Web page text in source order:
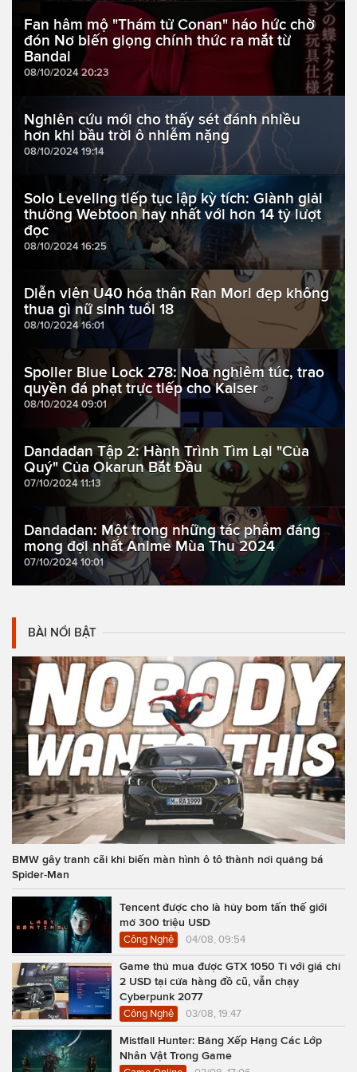
Fan hâm mộ "Thám tử Conan" háo hức chờ
đón Nơ biến giọng chính thức ra mắt từ
Bandai
08/10/2024 20:23
Nghiên cứu mới cho thấy sét đánh nhiều
hơn khi bầu trời ô nhiễm nặng
08/10/2024 19:14
Solo Leveling tiếp tục lập kỳ tích: Giành giải
thưởng Webtoon hay nhất với hơn 14 tỷ lượt
đọc
08/10/2024 16:25
Diễn viên U40 hóa thân Ran Mori đẹp không
thua gì nữ sinh tuổi 18
08/10/2024 16:01
Spoiler Blue Lock 278: Noa nghiêm túc, trao
quyền đá phạt trực tiếp cho Kaiser
08/10/2024 09:01
Dandadan Tập 2: Hành Trình Tìm Lại "Của
Quý" Của Okarun Bắt Đầu
07/10/2024 11:13
Dandadan: Một trong những tác phẩm đáng
mong đợi nhất Anime Mùa Thu 2024
07/10/2024 10:01
BÀI NỔI BẬT
BMW gây tranh cãi khi biến màn hình ô tô thành nơi quảng bá
Spider-Man
Tencent được cho là hủy bom tấn thế giới
mở 300 triệu USD
Công Nghệ 04/08, 09:54
Game thủ mua được GTX 1050 Ti với giá chỉ
2 USD tại cửa hàng đồ cũ, vẫn chạy
Cyberpunk 2077
Công Nghệ 03/08, 19:47
Mistfall Hunter: Bảng Xếp Hạng Các Lớp
Nhân Vật Trong Game